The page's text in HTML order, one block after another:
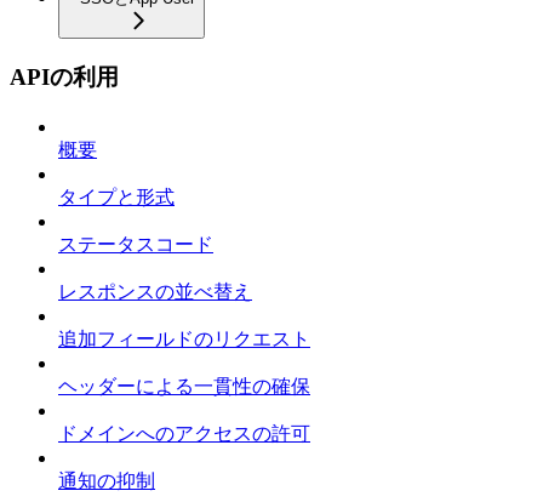
APIの利用
概要
タイプと形式
ステータスコード
レスポンスの並べ替え
追加フィールドのリクエスト
ヘッダーによる一貫性の確保
ドメインへのアクセスの許可
通知の抑制